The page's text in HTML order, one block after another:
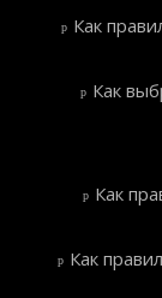
Как
Как
Как
Как